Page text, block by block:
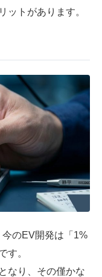
ットがあります。
のEV開発は「1%
す。
なり、その僅かな